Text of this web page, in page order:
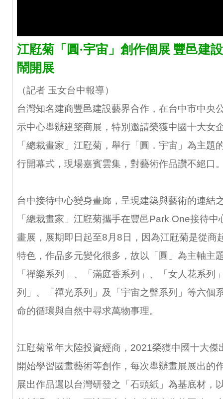
江屘菊「圓·宇宙」創作個展 豐邑建
鬧開展
（記者 玉女台中報導）
台灣知名建商豐邑建設藝界合作，在台中市中央
示中心舉辦建築商展，特別邀請榮獲中國十大女
「總裁畫家」江屘菊，舉行「圓．宇宙」為主題
行開幕式，現場嘉賓雲集，對藝術作品讚不絕口
台中接待中心變身畫廊，呈現建築與藝術的連結
「總裁畫家」江屘菊攜手在豐邑Park One接待中
畫展，展期即日起至8月8日，因為江屘菊是從商
特色，作品多元變化很多，故以「圓」為主軸主
「禪樂系列」、「滿庭香系列」、「女人花系列
列」、「禪光系列」及「宇宙之聲系列」等六個
命的循環與自然中尋求萬物事理。
江屘菊常年大陸投資經商，2021榮獲中國十大傑
開始學習國畫藝術等創作，每次舉辦畫展展出的
展出作品還以台灣研發之「石頭紙」為基底材，